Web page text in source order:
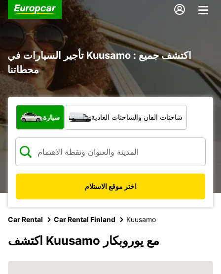
تأجير السيارات في Kuusamo : اكتشف جميع
محطاتنا
ما نوع المركبة؟
سيارة شاحنات الفان والشاحنات العادية
اختر موقع الاستلام
Car Rental Car Rental Finland Kuusamo
اكتشف Kuusamo مع يوروبكار